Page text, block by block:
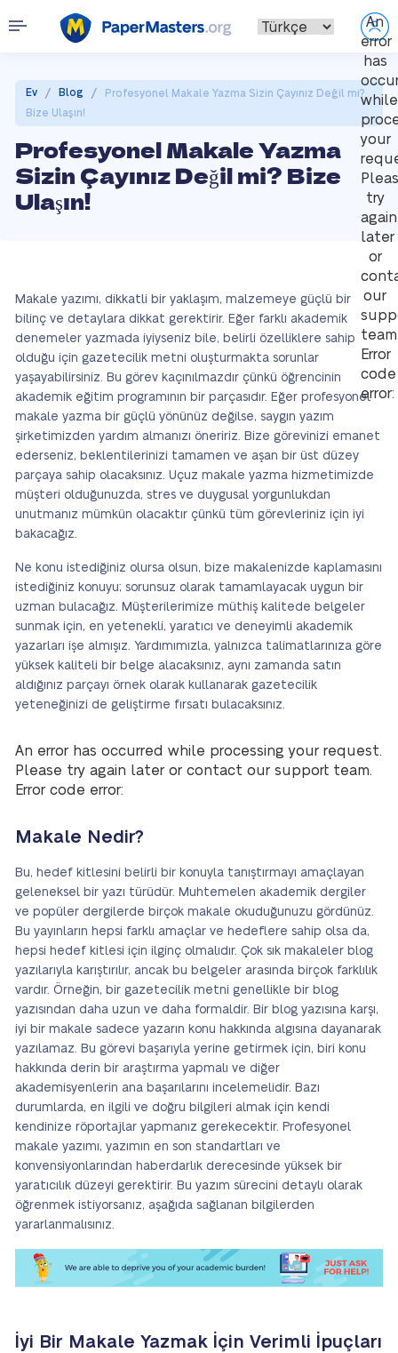
An
error
has
while
your
try
again
later
or
our
Error
code
error:
Ev / Blog /
Profesyonel Makale Yazma Sizin Çayınız Değil mi?
Bize Ulaşın!
Profesyonel Makale Yazma
Sizin Çayınız Değil mi? Bize
Ulaşın!
Makale yazımı, dikkatli bir yaklaşım, malzemeye güçlü bir
bilinç ve detaylara dikkat gerektirir. Eğer farklı akademik
denemeler yazmada iyiyseniz bile, belirli özelliklere sahip
olduğu için gazetecilik metni oluşturmakta sorunlar
yaşayabilirsiniz. Bu görev kaçınılmazdır çünkü öğrencinin
akademik eğitim programının bir parçasıdır. Eğer profesyonel
makale yazma bir güçlü yönünüz değilse, saygın yazım
şirketimizden yardım almanızı öneririz. Bize görevinizi emanet
ederseniz, beklentilerinizi tamamen ve aşan bir üst düzey
parçaya sahip olacaksınız. Uçuz makale yazma hizmetimizde
müşteri olduğunuzda, stres ve duygusal yorgunlukdan
unutmanız mümkün olacaktır çünkü tüm görevleriniz için iyi
bakacağız.
Ne konu istediğiniz olursa olsun, bize makalenizde kaplamasını
istediğiniz konuyu; sorunsuz olarak tamamlayacak uygun bir
uzman bulacağız. Müşterilerimize müthiş kalitede belgeler
sunmak için, en yetenekli, yaratıcı ve deneyimli akademik
yazarları işe almışız. Yardımımızla, yalnızca talimatlarınıza göre
yüksek kaliteli bir belge alacaksınız, aynı zamanda satın
aldığınız parçayı örnek olarak kullanarak gazetecilik
yeteneğinizi de geliştirme fırsatı bulacaksınız.
An error has occurred while processing your request.
Please try again later or contact our support team.
Error code error:
Makale Nedir?
Bu, hedef kitlesini belirli bir konuyla tanıştırmayı amaçlayan
geleneksel bir yazı türüdür. Muhtemelen akademik dergiler
ve popüler dergilerde birçok makale okuduğunuzu gördünüz.
Bu yayınların hepsi farklı amaçlar ve hedeflere sahip olsa da,
hepsi hedef kitlesi için ilginç olmalıdır. Çok sık makaleler blog
yazılarıyla karıştırılır, ancak bu belgeler arasında birçok farklılık
vardır. Örneğin, bir gazetecilik metni genellikle bir blog
yazısından daha uzun ve daha formaldir. Bir blog yazısına karşı,
iyi bir makale sadece yazarın konu hakkında algısına dayanarak
yazılamaz. Bu görevi başarıyla yerine getirmek için, biri konu
hakkında derin bir araştırma yapmalı ve diğer
akademisyenlerin ana başarılarını incelemelidir. Bazı
durumlarda, en ilgili ve doğru bilgileri almak için kendi
kendinize röportajlar yapmanız gerekecektir. Profesyonel
makale yazımı, yazımın en son standartları ve
konvensiyonlarından haberdarlık derecesinde yüksek bir
yaratıcılık düzeyi gerektirir. Bu yazım sürecini detaylı olarak
öğrenmek istiyorsanız, aşağıda sağlanan bilgilerden
yararlanmalısınız.
İyi Bir Makale Yazmak İçin Verimli İpuçları